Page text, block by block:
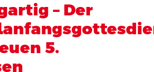
– Der
5.